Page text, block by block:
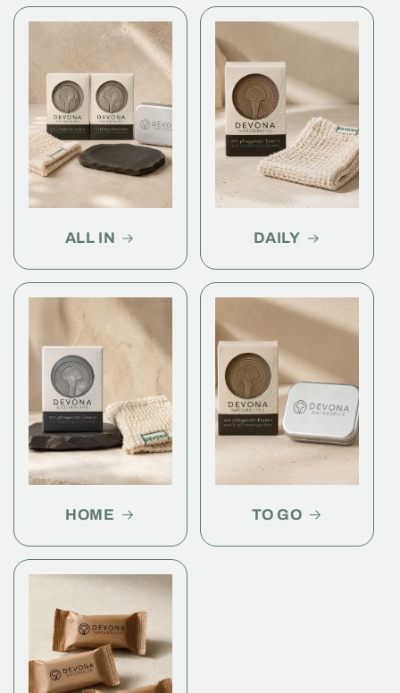
ALL IN DAILY
HOME TO GO